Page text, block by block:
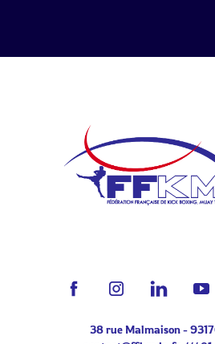
38 rue Malmaison -